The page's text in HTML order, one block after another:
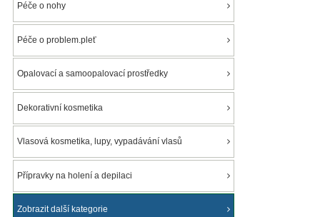
Péče o nohy
Péče o problem.pleť
Opalovací a samoopalovací prostředky
Dekorativní kosmetika
Vlasová kosmetika, lupy, vypadávání vlasů
Přípravky na holení a depilaci
Zobrazit další kategorie